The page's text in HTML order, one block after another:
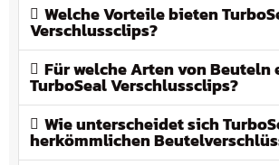
Welche Vorteile bieten
Verschlussclips?
Für welche Arten von Beuteln
TurboSeal Verschlussclips?
Wie unterscheidet sich
herkömmlichen